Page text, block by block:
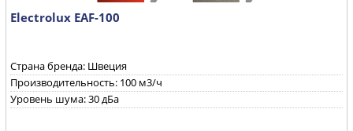
Electrolux EAF-100
Страна бренда: Швеция
Производительность: 100 м3/ч
Уровень шума: 30 дБа